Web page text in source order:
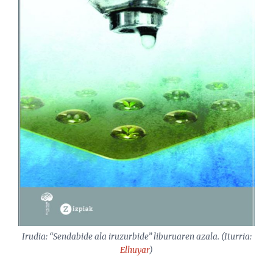
Irudia: “Sendabide ala iruzurbide” liburuaren azala. (Iturria:
Elhuyar)